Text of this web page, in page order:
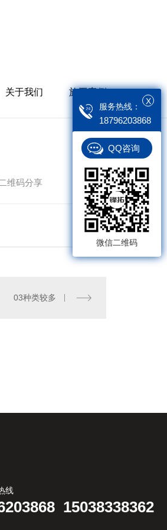
关于我们 施工案例
Case返回
二维码分享
03种类较多
线
15038338362
X
服务热线：
18796203868
QQ咨询
微信二维码